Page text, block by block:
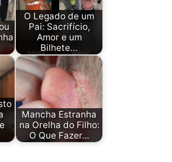
O Legado de um
Pai: Sacrifício,
Amor e um
Bilhete…
Mancha Estranha
na Orelha do Filho:
O Que Fazer…